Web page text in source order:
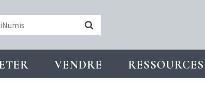
VENDRE RESSOURCES